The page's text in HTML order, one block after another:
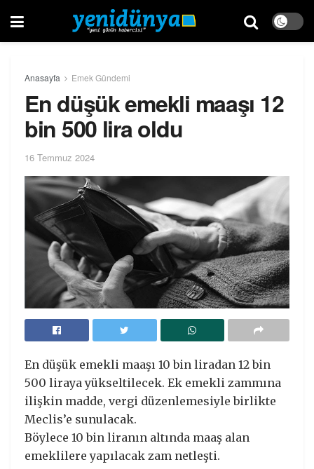
Anasayfa Emek Gündemi
En düşük emekli maaşı 12
bin 500 lira oldu
16 Temmuz 2024
En düşük emekli maaşı 10 bin liradan 12 bin
500 liraya yükseltilecek. Ek emekli zammına
ilişkin madde, vergi düzenlemesiyle birlikte
Meclis’e sunulacak.
Böylece 10 bin liranın altında maaş alan
emeklilere yapılacak zam netleşti.